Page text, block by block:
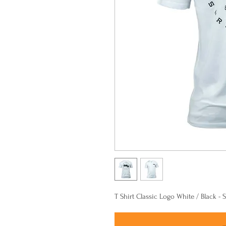
T Shirt Classic Logo White / Black - S